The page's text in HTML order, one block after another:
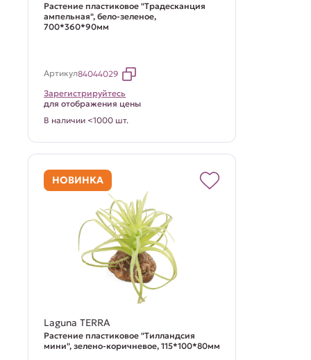
Растение пластиковое "Традесканция
ампельная", бело-зеленое,
700*360*90мм
Артикул84044029
Зарегистрируйтесь
для отображения цены
В наличии <1000 шт.
НОВИНКА
Laguna TERRA
Растение пластиковое "Тилландсия
мини", зелено-коричневое, 115*100*80мм